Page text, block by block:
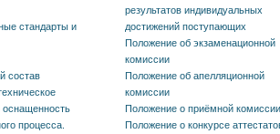
состав
Науки о
медицина
Протоколы
стандарты и
состав
оснащенность
процесса.
результатов индивидуальных
достижений поступающих
Положение об экзаменационной
комиссии
Положение об апелляционной
комиссии
Положение о приёмной комиссии
Положение о конкурсе